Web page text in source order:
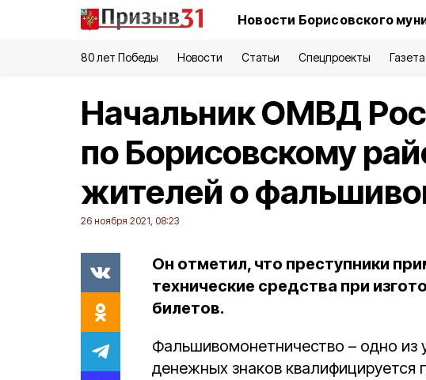
Новости Борисовского
80 лет Победы Новости Статьи Спецпроекты Газета
Начальник ОМВД
по Борисовскому
жителей о
26 ноября 2021, 08:23
Он отметил, что преступники
технические средства при
билетов.
Фальшивомонетничество – одно из
денежных знаков квалифицируется